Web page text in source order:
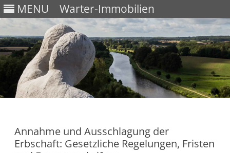
MENU Warter-Immobilien
Annahme und Ausschlagung der
Erbschaft: Gesetzliche Regelungen, Fristen